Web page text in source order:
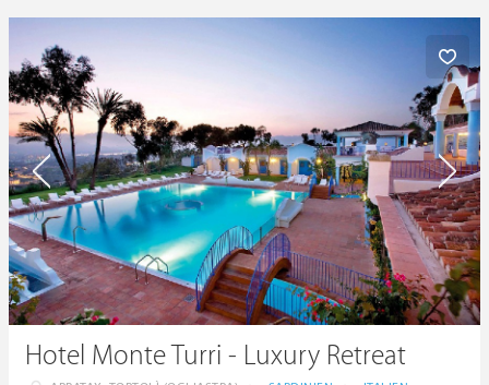
Hotel Monte Turri - Luxury Retreat